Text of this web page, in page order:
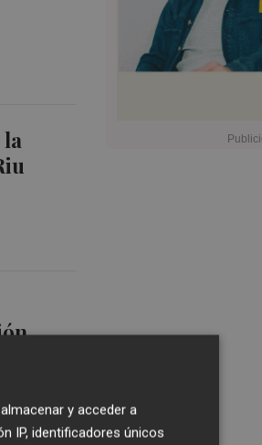
la
y acceder a
IP, identificadores únicos